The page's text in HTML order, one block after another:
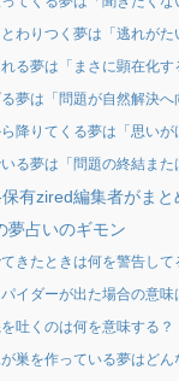
わりつく夢は「逃れがた
る夢は「まさに顕在化す
夢は「問題が自然解決へ
降りてくる夢は「思いが
る夢は「問題の終結また
有zired編集者がまと
夢占いのギモン
きたときは何を警告して
イダーが出た場合の意味
吐くのは何を意味する？
巣を作っている夢はどん